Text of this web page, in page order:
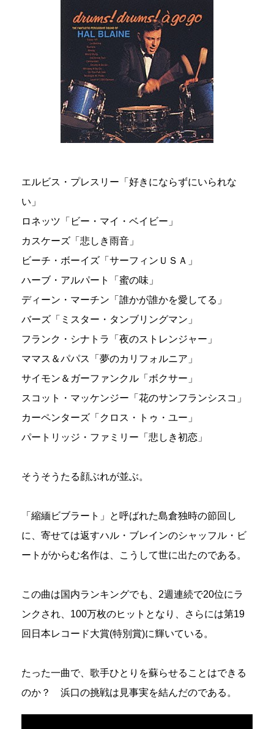
エルビス・プレスリー「好きにならずにいられな
い」
ロネッツ「ビー・マイ・ベイビー」
カスケーズ「悲しき雨音」
ビーチ・ボーイズ「サーフィンＵＳＡ」
ハーブ・アルパート「蜜の味」
ディーン・マーチン「誰かが誰かを愛してる」
バーズ「ミスター・タンブリングマン」
フランク・シナトラ「夜のストレンジャー」
ママス＆パパス「夢のカリフォルニア」
サイモン＆ガーファンクル「ボクサー」
スコット・マッケンジー「花のサンフランシスコ」
カーペンターズ「クロス・トゥ・ユー」
パートリッジ・ファミリー「悲しき初恋」
そうそうたる顔ぶれが並ぶ。
「縮緬ビブラート」と呼ばれた島倉独時の節回し
に、寄せては返すハル・ブレインのシャッフル・ビ
ートがからむ名作は、こうして世に出たのである。
この曲は国内ランキングでも、2週連続で20位にラ
ンクされ、100万枚のヒットとなり、さらには第19
回日本レコード大賞(特別賞)に輝いている。
たった一曲で、歌手ひとりを蘇らせることはできる
のか？ 浜口の挑戦は見事実を結んだのである。